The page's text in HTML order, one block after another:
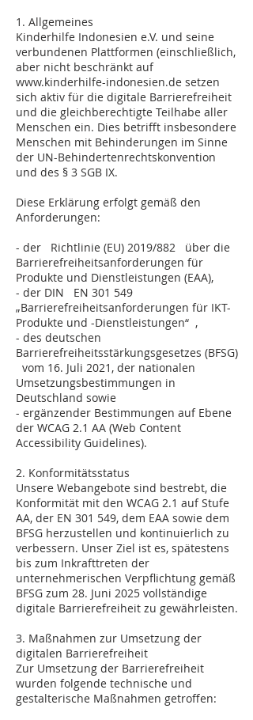
1. Allgemeines
Kinderhilfe Indonesien e.V. und seine
verbundenen Plattformen (einschließlich,
aber nicht beschränkt auf
www.kinderhilfe-indonesien.de setzen
sich aktiv für die digitale Barrierefreiheit
und die gleichberechtigte Teilhabe aller
Menschen ein. Dies betrifft insbesondere
Menschen mit Behinderungen im Sinne
der UN-Behindertenrechtskonvention
und des § 3 SGB IX.
Diese Erklärung erfolgt gemäß den
Anforderungen:
- der Richtlinie (EU) 2019/882 über die
Barrierefreiheitsanforderungen für
Produkte und Dienstleistungen (EAA),
- der DIN EN 301 549
„Barrierefreiheitsanforderungen für IKT-
Produkte und -Dienstleistungen“ ,
- des deutschen
Barrierefreiheitsstärkungsgesetzes (BFSG)
vom 16. Juli 2021, der nationalen
Umsetzungsbestimmungen in
Deutschland sowie
- ergänzender Bestimmungen auf Ebene
der WCAG 2.1 AA (Web Content
Accessibility Guidelines).
2. Konformitätsstatus
Unsere Webangebote sind bestrebt, die
Konformität mit den WCAG 2.1 auf Stufe
AA, der EN 301 549, dem EAA sowie dem
BFSG herzustellen und kontinuierlich zu
verbessern. Unser Ziel ist es, spätestens
bis zum Inkrafttreten der
unternehmerischen Verpflichtung gemäß
BFSG zum 28. Juni 2025 vollständige
digitale Barrierefreiheit zu gewährleisten.
3. Maßnahmen zur Umsetzung der
digitalen Barrierefreiheit
Zur Umsetzung der Barrierefreiheit
wurden folgende technische und
gestalterische Maßnahmen getroffen: